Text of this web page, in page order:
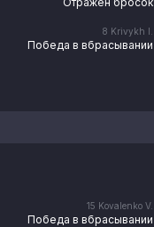
8 Krivykh I.
Победа в вбрасывании
15 Kovalenko V.
Победа в вбрасывании